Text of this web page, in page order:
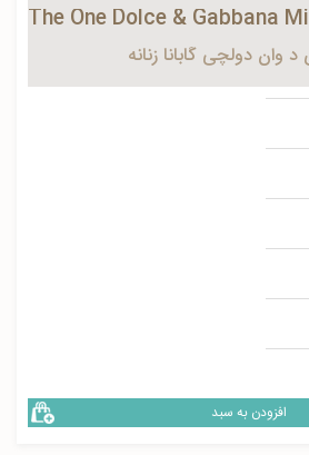
د وان دولچی گابانا زنانه
افزودن به سبد